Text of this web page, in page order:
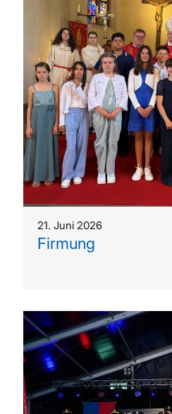
21. Juni 2026
Firmung